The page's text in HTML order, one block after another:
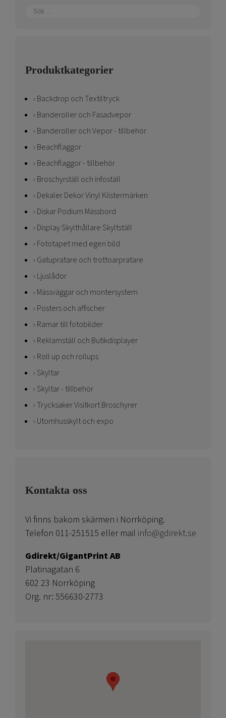
Produktkategorier
Backdrop och Textiltryck
Banderoller och Fasadvepor
Banderoller och Vepor - tillbehör
Beachflaggor
Beachflaggor - tillbehör
Broschyrställ och infoställ
Dekaler Dekor Vinyl Klistermärken
Diskar Podium Mässbord
Display Skylthållare Skyltställ
Fototapet med egen bild
Gatupratare och trottoarpratare
Ljuslådor
Mässväggar och montersystem
Posters och affischer
Ramar till fotobilder
Reklamställ och Butikdisplayer
Roll up och rollups
Skyltar
Skyltar - tillbehör
Trycksaker Visitkort Broschyrer
Utomhusskylt och expo
Kontakta oss
Vi finns bakom skärmen i Norrköping.
Telefon 011-251515 eller mail info@gdirekt.se
Gdirekt/GigantPrint AB
Platinagatan 6
602 23 Norrköping
Org. nr: 556630-2773